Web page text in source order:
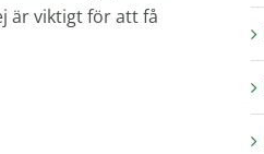
är viktigt för att få